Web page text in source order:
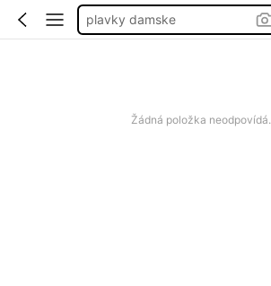
plavky damske
Žádná položka neodpovídá.